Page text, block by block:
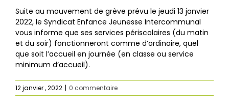
Suite au mouvement de grève prévu le jeudi 13 janvier
2022, le Syndicat Enfance Jeunesse Intercommunal
vous informe que ses services périscolaires (du matin
et du soir) fonctionneront comme d’ordinaire, quel
que soit l’accueil en journée (en classe ou service
minimum d’accueil).
12 janvier , 2022 | 0 commentaire